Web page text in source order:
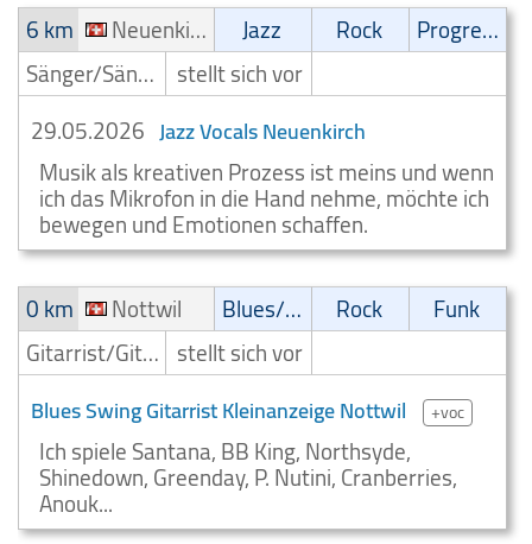
6 km
Neuenkirch Jazz Rock
Progressive
Sänger/Sängerin stellt sich vor
29.05.2026 Jazz Vocals Neuenkirch
Musik als kreativen Prozess ist meins und wenn
ich das Mikrofon in die Hand nehme, möchte ich
bewegen und Emotionen schaffen.
0 km
Nottwil Blues/Swing Rock
Funk
Gitarrist/Gitarrenspieler stellt sich vor
Blues Swing Gitarrist Kleinanzeige Nottwil +voc
Ich spiele Santana, BB King, Northsyde,
Shinedown, Greenday, P. Nutini, Cranberries,
Anouk...